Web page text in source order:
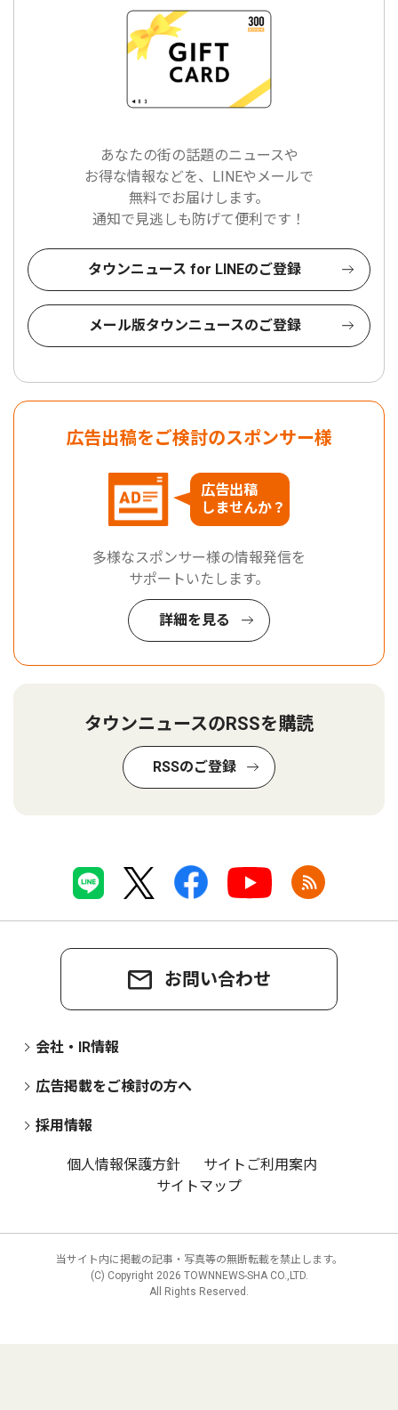
あなたの街の話題のニュースや
お得な情報などを、LINEやメールで
無料でお届けします。
通知で見逃しも防げて便利です！
タウンニュース for LINEのご登録
メール版タウンニュースのご登録
広告出稿をご検討のスポンサー様
広告出稿
しませんか？
多様なスポンサー様の情報発信を
サポートいたします。
詳細を見る
タウンニュースのRSSを購読
RSSのご登録
お問い合わせ
会社・IR情報
広告掲載をご検討の方へ
採用情報
個人情報保護方針
サイトご利用案内
サイトマップ
当サイト内に掲載の記事・写真等の無断転載を禁止します。
(C) Copyright 2026 TOWNNEWS-SHA CO.,LTD.
All Rights Reserved.